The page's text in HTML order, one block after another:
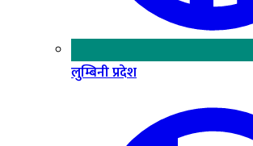
लुम्बिनी प्रदेश